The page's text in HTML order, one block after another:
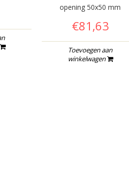
opening 50x50 mm
€81,63
Toevoegen aan
winkelwagen